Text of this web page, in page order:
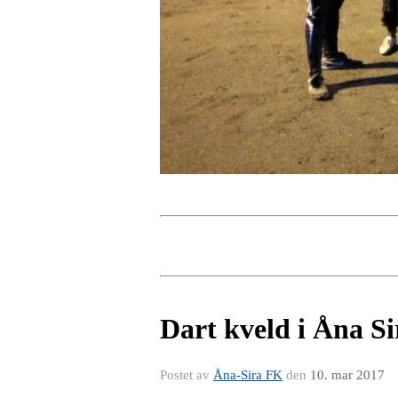
Dart kveld i Åna
Postet av Åna-Sira FK den 10. mar 2017